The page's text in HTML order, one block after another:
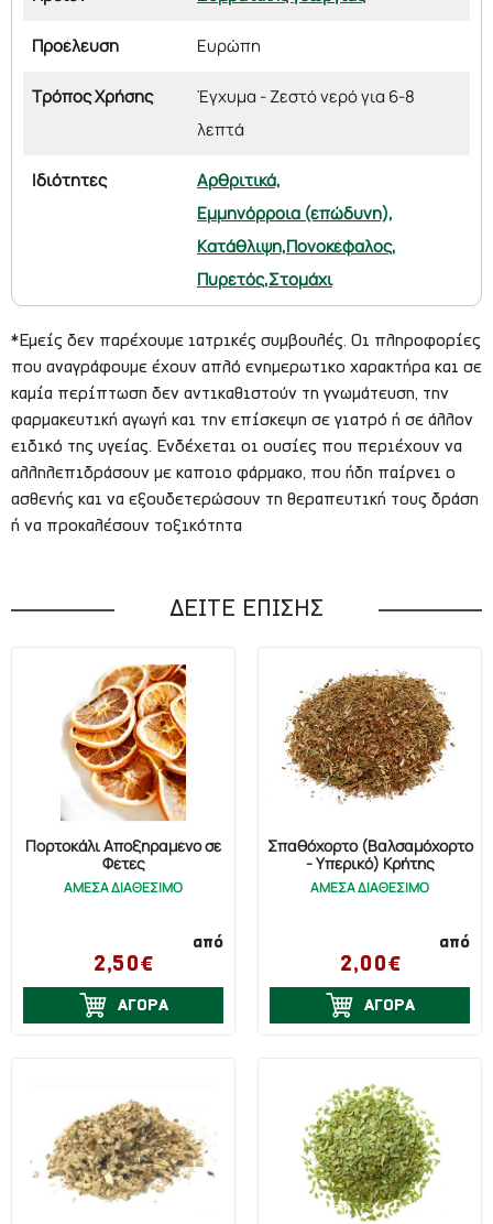
Προέλευση Ευρώπη
Τρόπος Χρήσης
Έγχυμα - Ζεστό νερό για 6-8
λεπτά
Ιδιότητες
Αρθριτικά,
Εμμηνόρροια (επώδυνη),
Κατάθλιψη,Πονοκέφαλος,
Πυρετός,Στομάχι
*Εμείς δεν παρέχουμε ιατρικές συμβουλές. Οι πληροφορίες
που αναγράφουμε έχουν απλό ενημερωτικο χαρακτήρα και σε
καμία περίπτωση δεν αντικαθιστούν τη γνωμάτευση, την
φαρμακευτική αγωγή και την επίσκεψη σε γιατρό ή σε άλλον
ειδικό της υγείας. Ενδέχεται οι ουσίες που περιέχουν να
αλληλεπιδράσουν με καποιο φάρμακο, που ήδη παίρνει ο
ασθενής και να εξουδετερώσουν τη θεραπευτική τους δράση
ή να προκαλέσουν τοξικότητα
ΔΕΙΤΕ ΕΠΙΣΗΣ
Πορτοκάλι Αποξηραμένο σε
Φέτες
ΑΜΕΣΑ ΔΙΑΘΕΣΙΜΟ
από
2,50€
ΑΓΟΡΑ
Σπαθόχορτο (Βαλσαμόχορτο
- Υπερικό) Κρήτης
ΑΜΕΣΑ ΔΙΑΘΕΣΙΜΟ
από
2,00€
ΑΓΟΡΑ